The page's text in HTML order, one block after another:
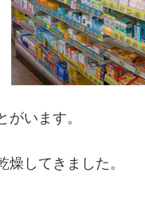
がいます。
燥してきました。